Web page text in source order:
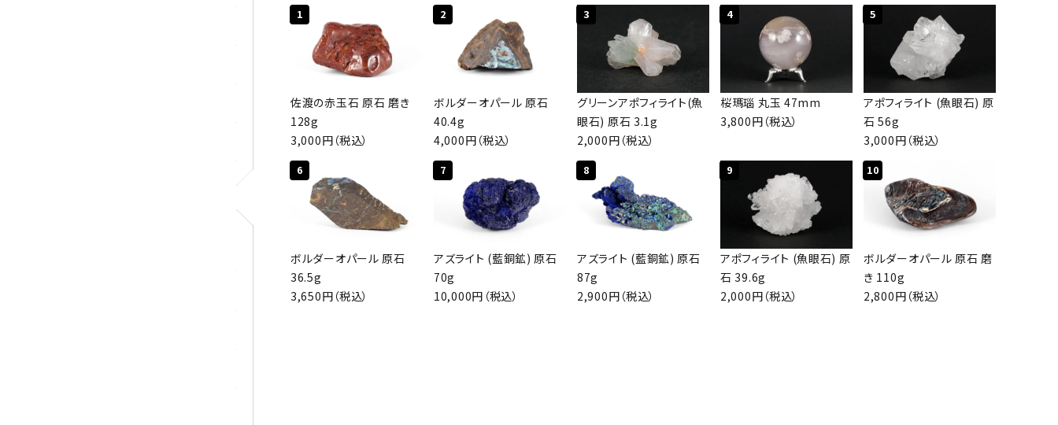
カテゴリー
1
佐渡の赤玉石 原石 磨き
128g
3,000円（税込）
2
ボルダーオパール 原石
40.4g
4,000円（税込）
3
グリーンアポフィライト(魚
眼石) 原石 3.1g
2,000円（税込）
4
桜瑪瑙 丸玉 47mm
3,800円（税込）
5
アポフィライト (魚眼石) 原
石 56g
3,000円（税込）
6
ボルダーオパール 原石
36.5g
3,650円（税込）
7
アズライト (藍銅鉱) 原石
70g
10,000円（税込）
8
アズライト (藍銅鉱) 原石
87g
2,900円（税込）
9
アポフィライト (魚眼石) 原
石 39.6g
2,000円（税込）
10
ボルダーオパール 原石 磨
き 110g
2,800円（税込）